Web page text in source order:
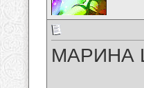
МАРИНА